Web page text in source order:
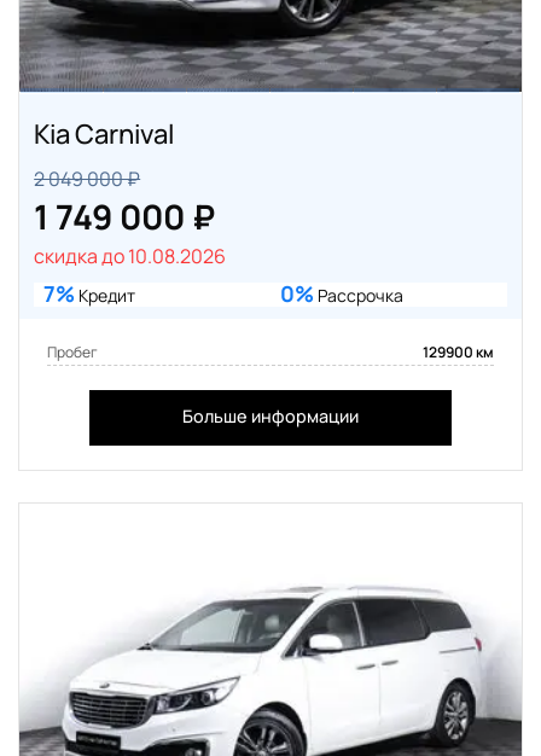
Kia Carnival
2 049 000 ₽
1 749 000 ₽
скидка до 10.08.2026
7% Кредит 0% Рассрочка
Пробег 129900 км
Больше информации